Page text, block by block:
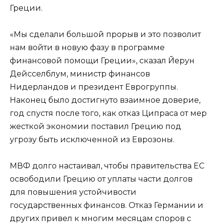
Греции.
«Мы сделали большой прорыв и это позволит
нам войти в новую фазу в программе
финансовой помощи Греции», сказал Йерун
Дейсселблум, министр финансов
Нидерландов и президент Еврогруппы.
Наконец было достигнуто взаимное доверие,
год спустя после того, как отказ Ципраса от мер
жесткой экономии поставил Грецию под
угрозу быть исключенной из Еврозоны.
МВФ долго настаивал, чтобы правительства ЕС
освободили Грецию от уплаты части долгов
для повышения устойчивости
государственных финансов. Отказ Германии и
других привел к многим месяцам споров с